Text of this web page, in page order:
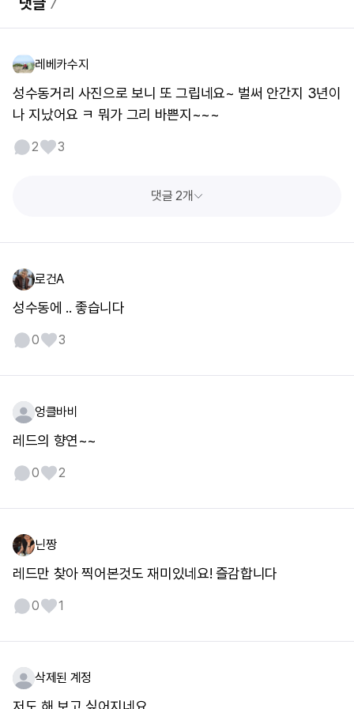
레베카수지
성수동거리 사진으로 보니 또 그립네요~ 벌써 안간지 3년이
나 지났어요 ㅋ 뭐가 그리 바쁜지~~~
2 3
댓글 2개
로건A
성수동에 .. 좋습니다
0 3
엉클바비
레드의 향연~~
0 2
닌짱
레드만 찾아 찍어본것도 재미있네요! 즐감합니다
0 1
삭제된 계정